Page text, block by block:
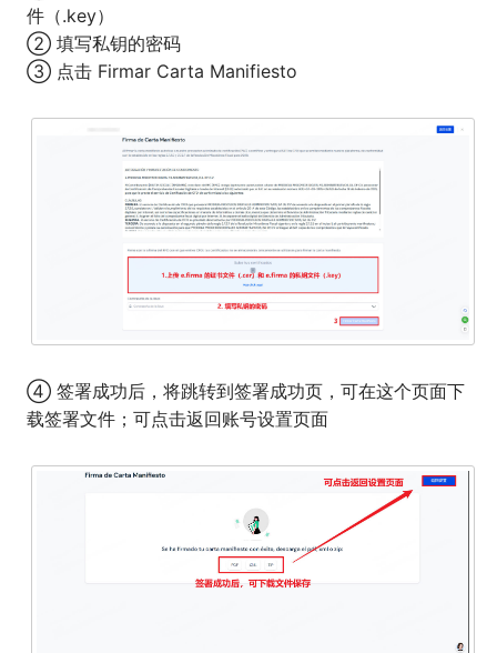
件（.key）
② 填写私钥的密码
③ 点击 Firmar Carta Manifiesto
④ 签署成功后，将跳转到签署成功页，可在这个页面下
载签署文件；可点击返回账号设置页面